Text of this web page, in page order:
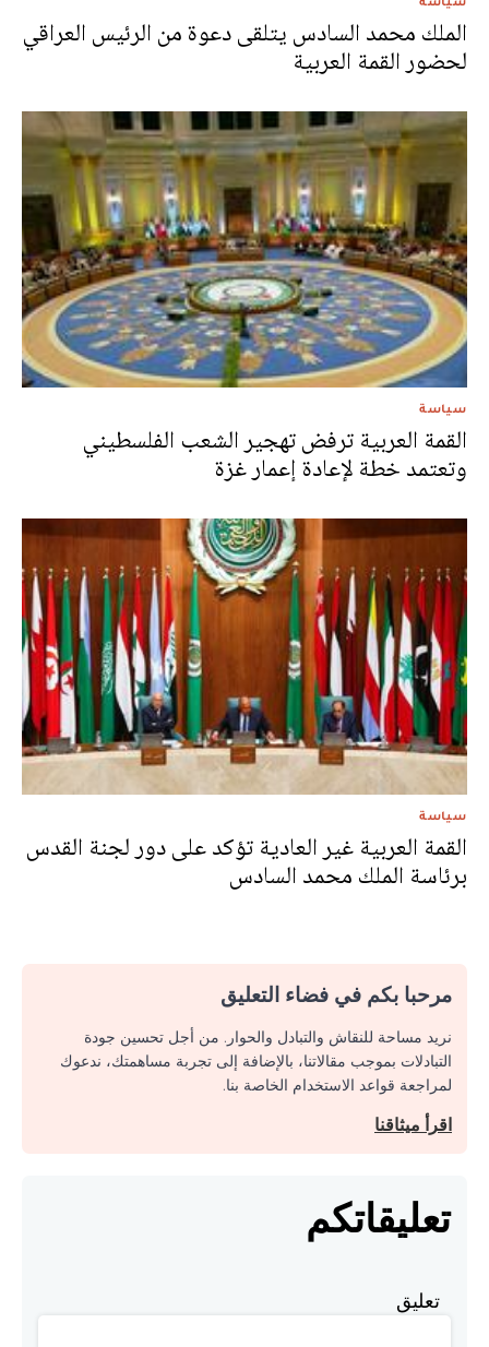
الملك محمد السادس يتلقى دعوة من الرئيس العراقي
لحضور القمة العربية
سياسة
القمة العربية ترفض تهجير الشعب الفلسطيني
وتعتمد خطة لإعادة إعمار غزة
سياسة
القمة العربية غير العادية تؤكد على دور لجنة القدس
برئاسة الملك محمد السادس
مرحبا بكم في فضاء التعليق
نريد مساحة للنقاش والتبادل والحوار. من أجل تحسين جودة
التبادلات بموجب مقالاتنا، بالإضافة إلى تجربة مساهمتك، ندعوك
لمراجعة قواعد الاستخدام الخاصة بنا.
اقرأ ميثاقنا
تعليقاتكم
تعليق